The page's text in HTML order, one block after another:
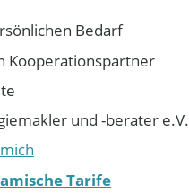
Bedarf
Kooperationspartner
und -berater e.V.
Tarife